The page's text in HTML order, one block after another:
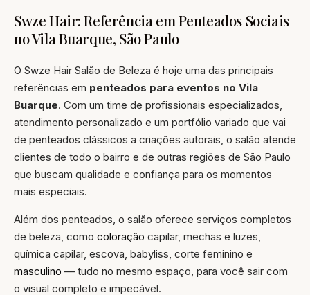
Swze Hair: Referência em Penteados Sociais
no Vila Buarque, São Paulo
O Swze Hair Salão de Beleza é hoje uma das principais
referências em penteados para eventos no Vila
Buarque. Com um time de profissionais especializados,
atendimento personalizado e um portfólio variado que vai
de penteados clássicos a criações autorais, o salão atende
clientes de todo o bairro e de outras regiões de São Paulo
que buscam qualidade e confiança para os momentos
mais especiais.
Além dos penteados, o salão oferece serviços completos
de beleza, como coloração capilar, mechas e luzes,
química capilar, escova, babyliss, corte feminino e
masculino — tudo no mesmo espaço, para você sair com
o visual completo e impecável.